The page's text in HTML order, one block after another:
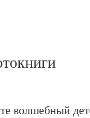
волшебный